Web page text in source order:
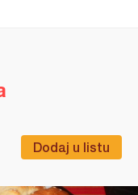
Dodaj u listu